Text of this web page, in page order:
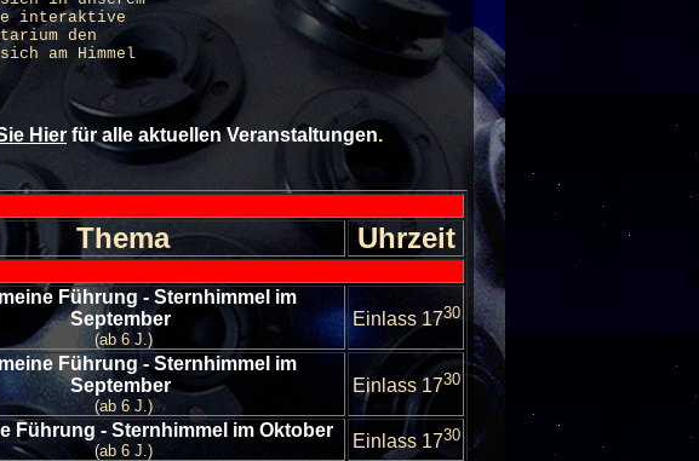
interaktive
den
am Himmel
Hier für alle aktuellen Veranstaltungen.
Thema Uhrzeit
Führung - Sternhimmel im
September
(ab 6 J.)
Einlass 1730
Führung - Sternhimmel im
September
(ab 6 J.)
Einlass 1730
Führung - Sternhimmel im Oktober
(ab 6 J.) Einlass 1730